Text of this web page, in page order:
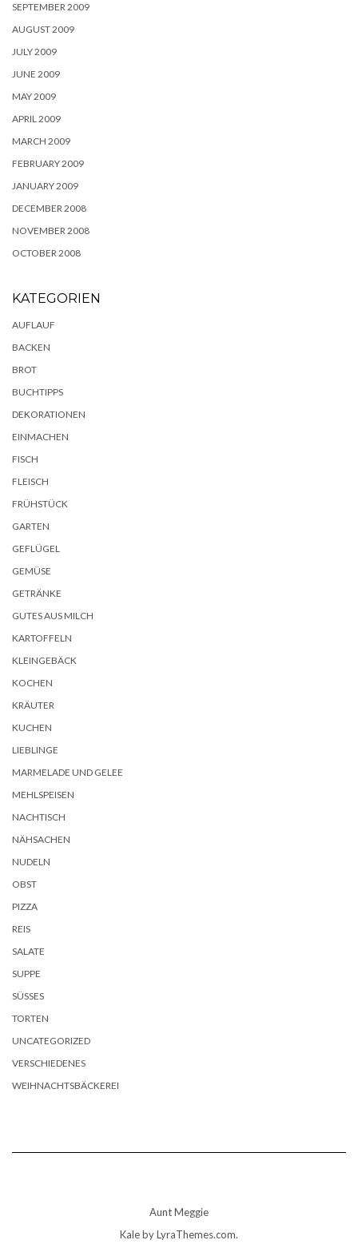
SEPTEMBER 2009
AUGUST 2009
JULY 2009
JUNE 2009
MAY 2009
APRIL 2009
MARCH 2009
FEBRUARY 2009
JANUARY 2009
DECEMBER 2008
NOVEMBER 2008
OCTOBER 2008
KATEGORIEN
AUFLAUF
BACKEN
BROT
BUCHTIPPS
DEKORATIONEN
EINMACHEN
FISCH
FLEISCH
FRÜHSTÜCK
GARTEN
GEFLÜGEL
GEMÜSE
GETRÄNKE
GUTES AUS MILCH
KARTOFFELN
KLEINGEBÄCK
KOCHEN
KRÄUTER
KUCHEN
LIEBLINGE
MARMELADE UND GELEE
MEHLSPEISEN
NACHTISCH
NÄHSACHEN
NUDELN
OBST
PIZZA
REIS
SALATE
SUPPE
SÜSSES
TORTEN
UNCATEGORIZED
VERSCHIEDENES
WEIHNACHTSBÄCKEREI
Aunt Meggie
Kaleby LyraThemes.com.